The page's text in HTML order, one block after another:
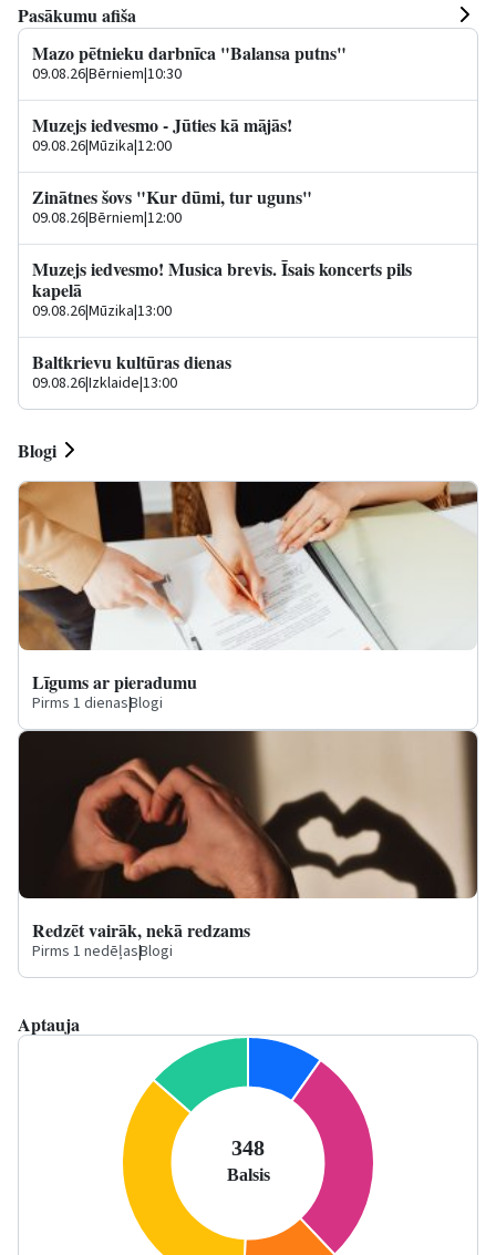
Pasākumu afiša
Mazo pētnieku darbnīca "Balansa putns"
09.08.26|Bērniem|10:30
Muzejs iedvesmo - Jūties kā mājās!
09.08.26|Mūzika|12:00
Zinātnes šovs "Kur dūmi, tur uguns"
09.08.26|Bērniem|12:00
Muzejs iedvesmo! Musica brevis. Īsais koncerts pils
kapelā
09.08.26|Mūzika|13:00
Baltkrievu kultūras dienas
09.08.26|Izklaide|13:00
Blogi
Līgums ar pieradumu
Pirms 1 dienas|Blogi
Redzēt vairāk, nekā redzams
Pirms 1 nedēļas|Blogi
Aptauja